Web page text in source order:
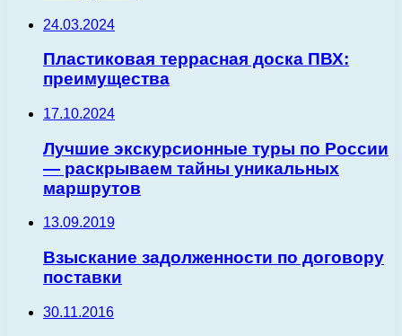
24.03.2024
Пластиковая террасная доска ПВХ:
преимущества
17.10.2024
Лучшие экскурсионные туры по России
— раскрываем тайны уникальных
маршрутов
13.09.2019
Взыскание задолженности по договору
поставки
30.11.2016